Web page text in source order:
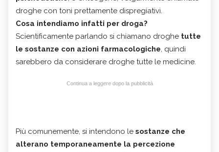
droghe con toni prettamente dispregiativi.
Cosa intendiamo infatti per droga?
Scientificamente parlando si chiamano droghe tutte
le sostanze con azioni farmacologiche, quindi
sarebbero da considerare droghe tutte le medicine.
Continua a leggere dopo la pubblicità
Più comunemente, si intendono le sostanze che
alterano temporaneamente la percezione